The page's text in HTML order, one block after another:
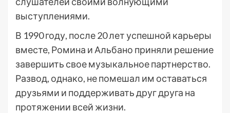
выступлениями.
В 1990 году, после 20 лет успешной карьеры
вместе, Ромина и Альбано приняли решение
завершить свое музыкальное партнерство.
Развод, однако, не помешал им оставаться
друзьями и поддерживать друг друга на
протяжении всей жизни.